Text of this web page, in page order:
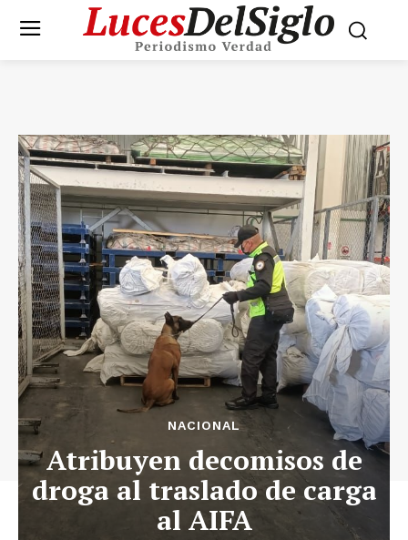
NACIONAL
Atribuyen decomisos de
droga al traslado de carga
al AIFA